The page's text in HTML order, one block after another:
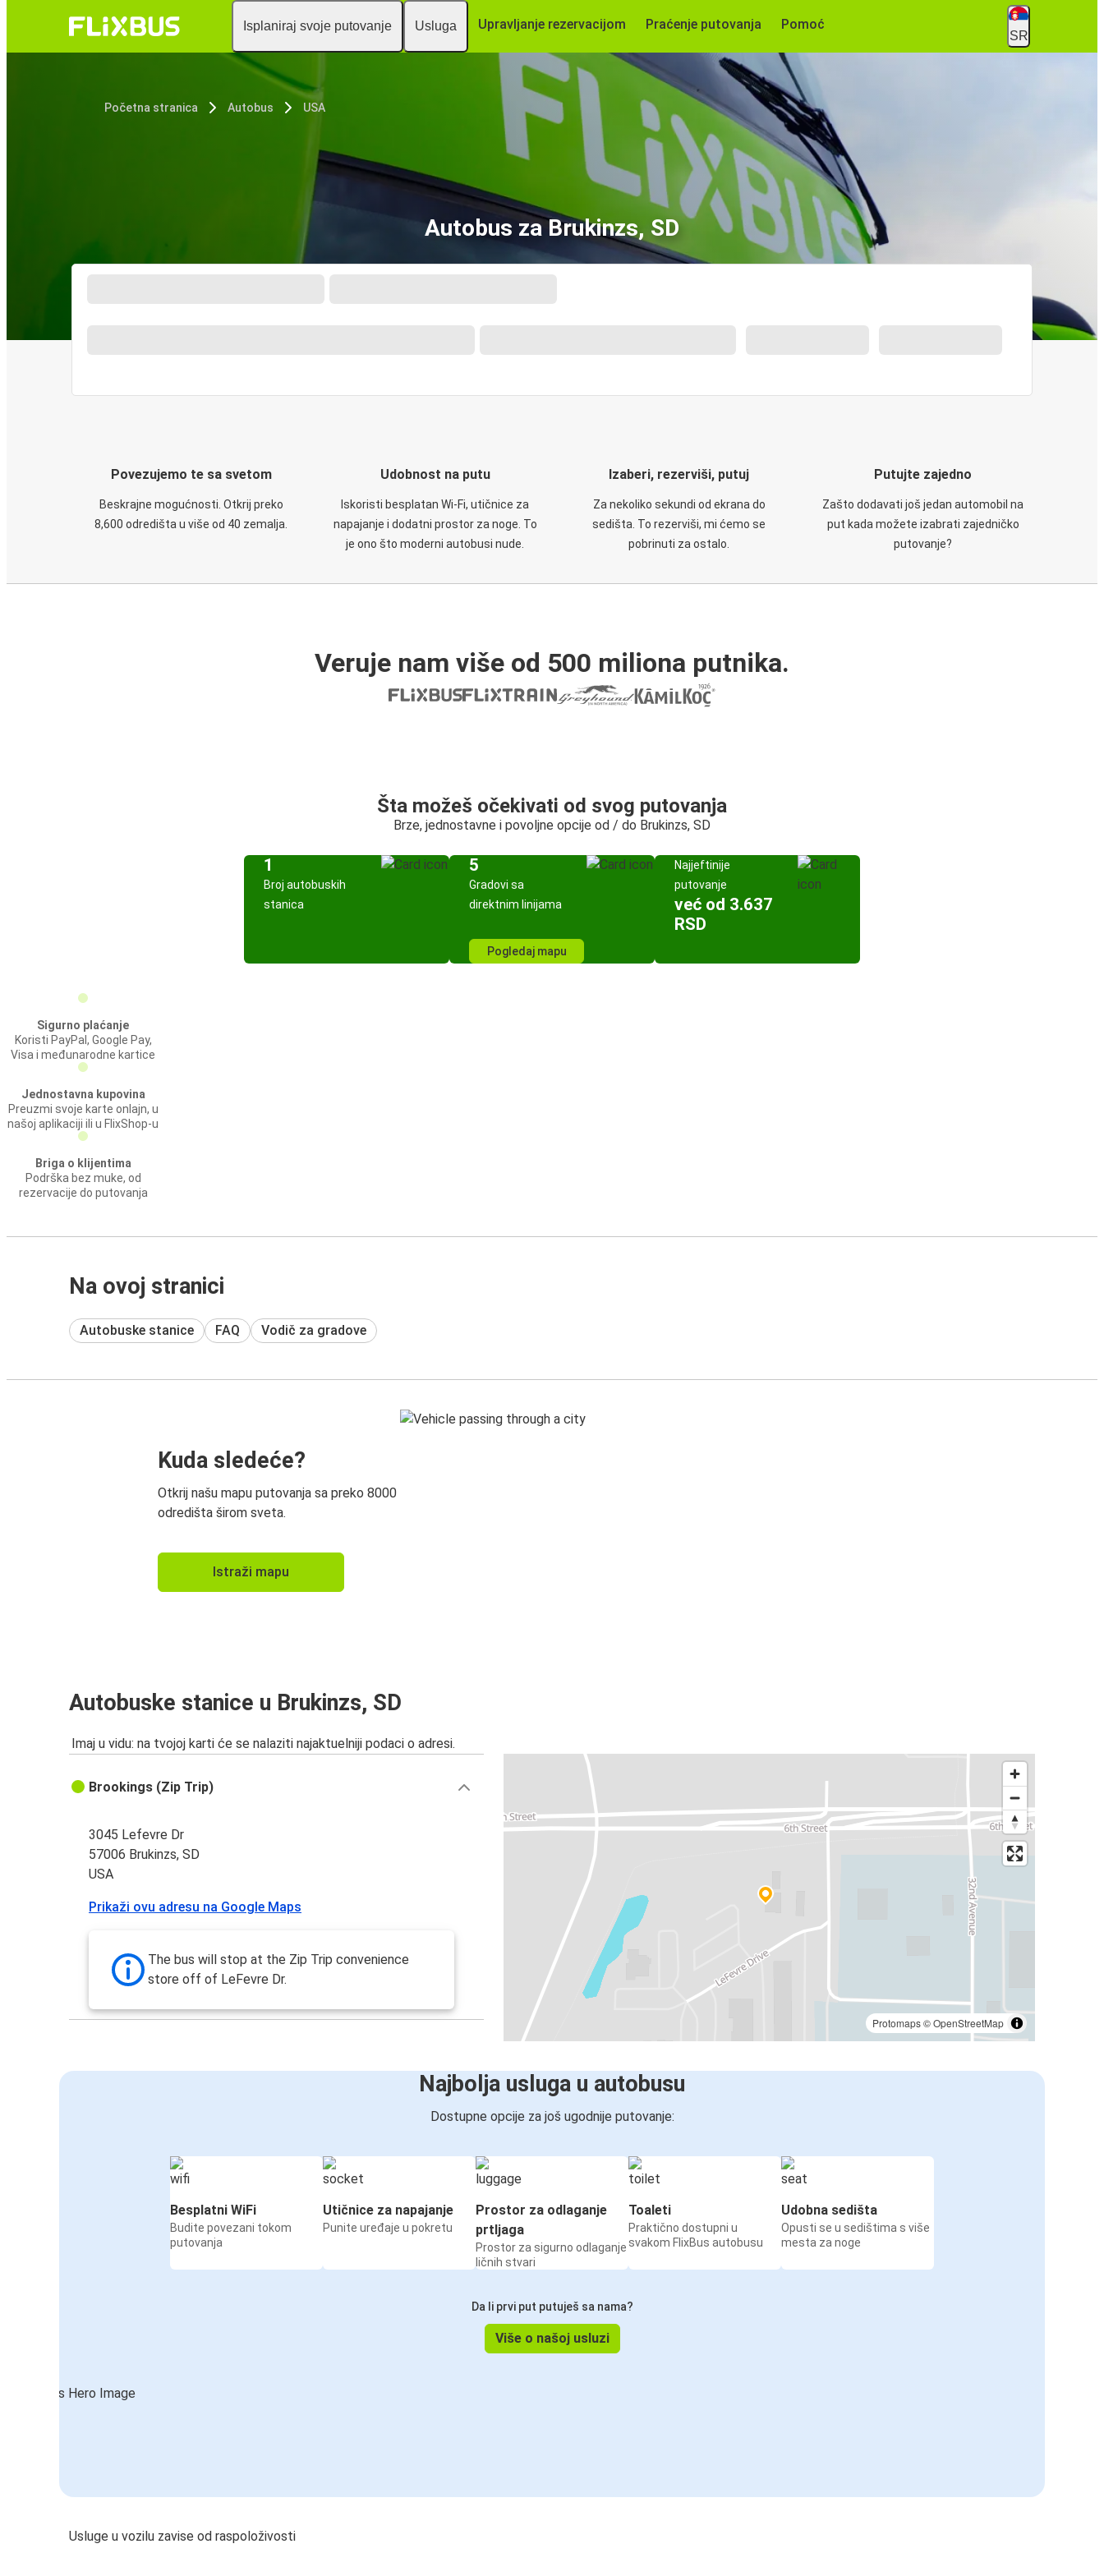
Isplaniraj svoje putovanje Usluga Upravljanje rezervacijom Praćenje putovanja Pomoć
SR
Početna stranica Autobus USA
Autobus za Brukinzs, SD
Povezujemo te sa svetom
Beskrajne mogućnosti. Otkrij preko
8,600 odredišta u više od 40 zemalja.
Udobnost na putu
Iskoristi besplatan Wi-Fi, utičnice za
napajanje i dodatni prostor za noge. To
je ono što moderni autobusi nude.
Izaberi, rezerviši, putuj
Za nekoliko sekundi od ekrana do
sedišta. To rezerviši, mi ćemo se
pobrinuti za ostalo.
Putujte zajedno
Zašto dodavati još jedan automobil na
put kada možete izabrati zajedničko
putovanje?
Veruje nam više od 500 miliona putnika.
Šta možeš očekivati od svog putovanja
Brze, jednostavne i povoljne opcije od / do Brukinzs, SD
1
Broj autobuskih
stanica
5
Gradovi sa
direktnim linijama
Pogledaj mapu
Najjeftinije
putovanje
već od 3.637
RSD
Sigurno plaćanje
Koristi PayPal, Google Pay,
Visa i međunarodne kartice
Jednostavna kupovina
Preuzmi svoje karte onlajn, u
našoj aplikaciji ili u FlixShop-u
Briga o klijentima
Podrška bez muke, od
rezervacije do putovanja
Na ovoj stranici
Autobuske stanice FAQ Vodič za gradove
Kuda sledeće?
Otkrij našu mapu putovanja sa preko 8000
odredišta širom sveta.
Istraži mapu
Autobuske stanice u Brukinzs, SD
Imaj u vidu: na tvojoj karti će se nalaziti najaktuelniji podaci o adresi.
Protomaps©OpenStreetMap
Brookings (Zip Trip)
3045 Lefevre Dr
57006 Brukinzs, SD
USA
Prikaži ovu adresu na Google Maps
The bus will stop at the Zip Trip convenience
store off of LeFevre Dr.
Najbolja usluga u autobusu
Dostupne opcije za još ugodnije putovanje:
Besplatni WiFi
Budite povezani tokom
putovanja
Utičnice za napajanje
Punite uređaje u pokretu
Prostor za odlaganje
prtljaga
Prostor za sigurno odlaganje
ličnih stvari
Toaleti
Praktično dostupni u
svakom FlixBus autobusu
Udobna sedišta
Opusti se u sedištima s više
mesta za noge
Da li prvi put putuješ sa nama?
Više o našoj usluzi
Usluge u vozilu zavise od raspoloživosti